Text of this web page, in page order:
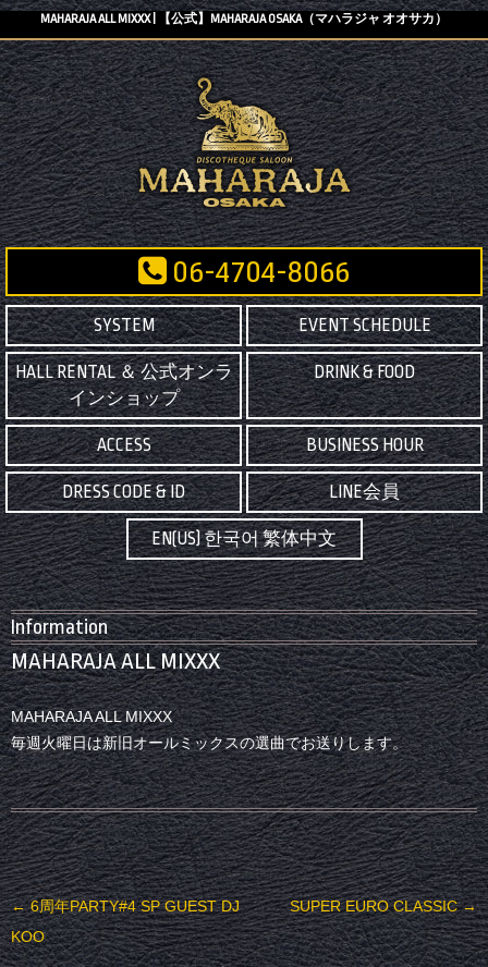
MAHARAJA ALL MIXXX | 【公式】MAHARAJA OSAKA（マハラジャ オオサカ）
06-4704-8066
SYSTEM EVENT SCHEDULE
HALL RENTAL ＆ 公式オンラ
インショップ
DRINK & FOOD
ACCESS BUSINESS HOUR
DRESS CODE & ID LINE会員
EN(US) 한국어 繁体中文
Information
MAHARAJA ALL MIXXX
MAHARAJA ALL MIXXX
毎週火曜日は新旧オールミックスの選曲でお送りします。
投稿ナビゲーション
←6周年PARTY#4 SP GUEST DJ
KOO
SUPER EURO CLASSIC→